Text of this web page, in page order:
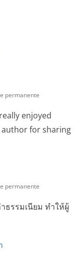
permanente
enjoyed
for sharing
permanente
ธรรมเนียม ทำให้ผู้